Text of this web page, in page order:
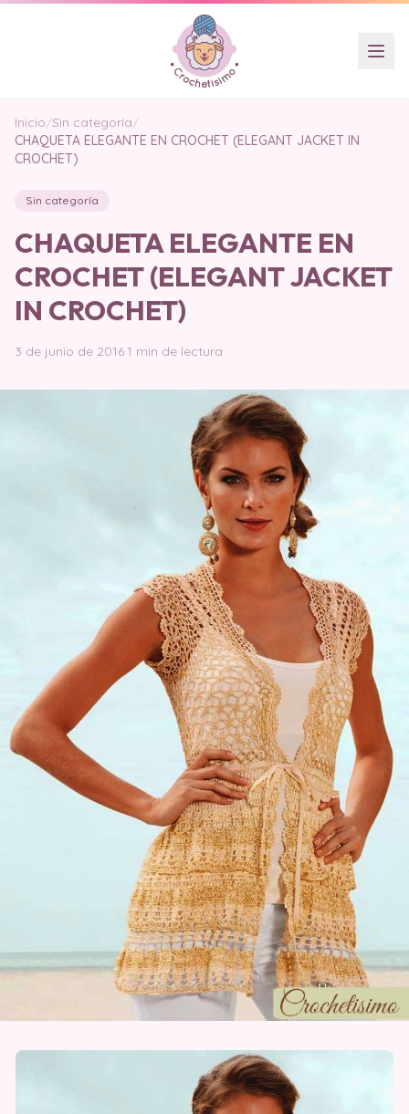
Inicio/Sin categoría/
CHAQUETA ELEGANTE EN CROCHET (ELEGANT JACKET IN
CROCHET)
Sin categoría
CHAQUETA ELEGANTE EN
CROCHET (ELEGANT JACKET
IN CROCHET)
3 de junio de 2016·1 min de lectura